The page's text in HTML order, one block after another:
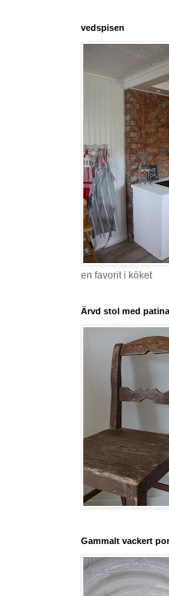
vedspisen
en favorit i köket
Ärvd stol med patina
Gammalt vackert